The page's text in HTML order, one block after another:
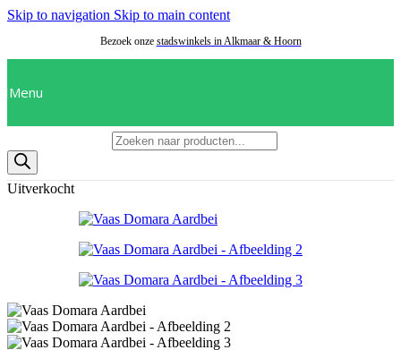
Skip to navigation Skip to main content
Bezoek onze stadswinkels in Alkmaar & Hoorn
Menu
Uitverkocht